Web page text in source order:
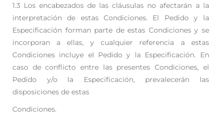
1.3 Los encabezados de las cláusulas no afectarán a la
interpretación de estas Condiciones. El Pedidoy la
Especificación forman parte de estas Condiciones y se
incorporan a ellas, y cualquier referencia a estas
Condiciones incluye el Pedido y la Especificación. En
caso de conflicto entre las presentes Condiciones, el
Pedido y/o la Especificación, prevalecerán las
disposiciones de estas
Condiciones.